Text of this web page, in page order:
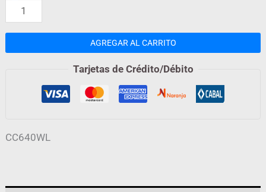
AGREGAR AL CARRITO
Tarjetas de Crédito/Débito
CC640WL